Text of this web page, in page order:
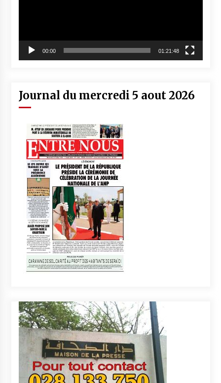
00:00 01:21:48
Journal du mercredi 5 aout 2026